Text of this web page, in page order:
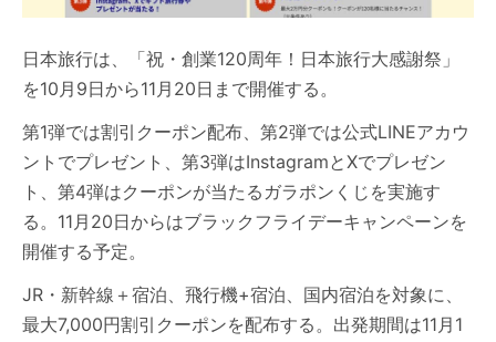
日本旅行は、「祝・創業120周年！日本旅行大感謝祭」
を10月9日から11月20日まで開催する。
第1弾では割引クーポン配布、第2弾では公式LINEアカウ
ントでプレゼント、第3弾はInstagramとXでプレゼン
ト、第4弾はクーポンが当たるガラポンくじを実施す
る。11月20日からはブラックフライデーキャンペーンを
開催する予定。
JR・新幹線＋宿泊、飛行機+宿泊、国内宿泊を対象に、
最大7,000円割引クーポンを配布する。出発期間は11月1